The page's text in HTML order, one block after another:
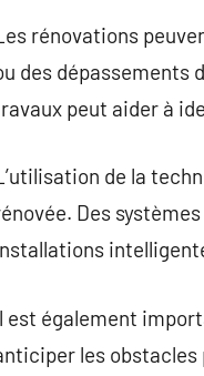
rénovations
des dépassements
peut aider à
de la
Des
est également
les